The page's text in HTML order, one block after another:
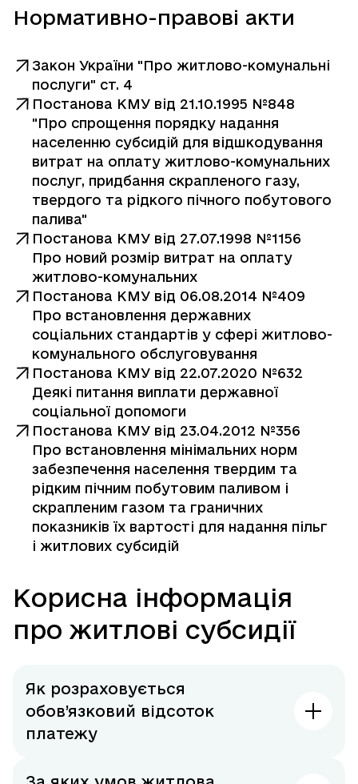
Нормативно-правові акти
Закон України "Про житлово-комунальні
послуги" ст. 4
Постанова КМУ від 21.10.1995 №848
"Про спрощення порядку надання
населенню субсидій для відшкодування
витрат на оплату житлово-комунальних
послуг, придбання скрапленого газу,
твердого та рідкого пічного побутового
палива"
Постанова КМУ від 27.07.1998 №1156
Про новий розмір витрат на оплату
житлово-комунальних
Постанова КМУ від 06.08.2014 №409
Про встановлення державних
соціальних стандартів у сфері житлово-
комунального обслуговування
Постанова КМУ від 22.07.2020 №632
Деякі питання виплати державної
соціальної допомоги
Постанова КМУ від 23.04.2012 №356
Про встановлення мінімальних норм
забезпечення населення твердим та
рідким пічним побутовим паливом і
скрапленим газом та граничних
показників їх вартості для надання пільг
і житлових субсидій
Корисна інформація
про житлові субсидії
Як розраховується
обов’язковий відсоток
платежу